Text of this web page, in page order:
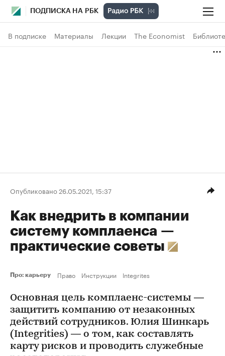
ПОДПИСКА НА РБК
В подписке Материалы Лекции The Economist
Опубликовано 26.05.2021, 15:37
Как внедрить в компании
систему комплаенса —
практические советы
Про: карьеру Право Инструкции Integrites
Основная цель комплаенс-системы —
защитить компанию от незаконных
действий сотрудников. Юлия Шинкарь
(Integrities) — о том, как составлять
карту рисков и проводить служебные